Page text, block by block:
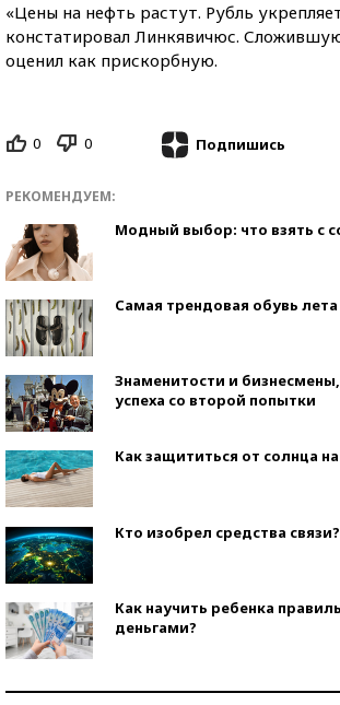
«Цены на нефть растут. Рубль
констатировал Линкявичюс.
оценил как прискорбную.
0 0 Подпишись
РЕКОМЕНДУЕМ:
Модный выбор: что взять с
Самая трендовая обувь лета
Знаменитости и
успеха со второй попытки
Как защититься от солнца
Кто изобрел средства связи?
Как научить ребенка
деньгами?